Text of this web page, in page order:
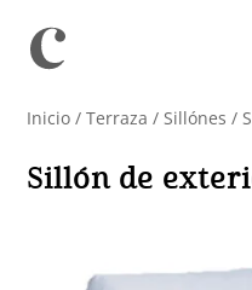
Inicio /Terraza /Sillónes /
Sillón de